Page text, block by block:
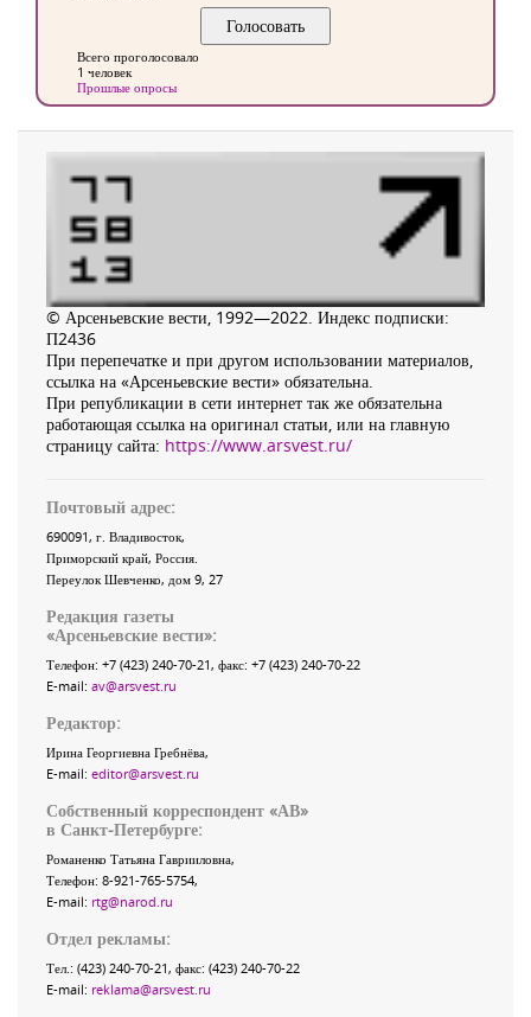
Всего проголосовало
1 человек
Прошлые опросы
© Арсеньевские вести, 1992—2022. Индекс подписки:
П2436
При перепечатке и при другом использовании материалов,
ссылка на «Арсеньевские вести» обязательна.
При републикации в сети интернет так же обязательна
работающая ссылка на оригинал статьи, или на главную
страницу сайта: https://www.arsvest.ru/
Почтовый адрес:
690091, г. Владивосток,
Приморский край, Россия
Переулок Шевченко, дом 9, 27
Редакция газеты
«Арсеньевские вести»:
Телефон: +7 (423) 240-70-21, факс: +7 (423) 240-70-22
E-mail: av@arsvest.ru
Редактор:
Ирина Георгиевна Гребнёва,
E-mail: editor@arsvest.ru
Собственный корреспондент «АВ»
в Санкт-Петербурге:
Романенко Татьяна Гаврииловна,
Телефон: 8-921-765-5754,
E-mail: rtg@narod.ru
Отдел рекламы:
Тел.: (423) 240-70-21, факс: (423) 240-70-22
E-mail: reklama@arsvest.ru